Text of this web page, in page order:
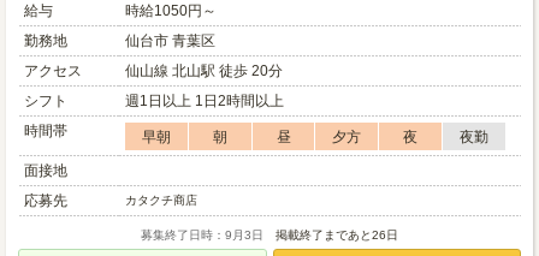
給与
時給1050円～
勤務地
仙台市 青葉区
アクセス
仙山線 北山駅 徒歩 20分
シフト
週1日以上 1日2時間以上
時間帯
早朝 朝 昼 夕方 夜
夜勤
面接地
応募先
カタクチ商店
募集終了日時：9月3日 掲載終了まであと26日